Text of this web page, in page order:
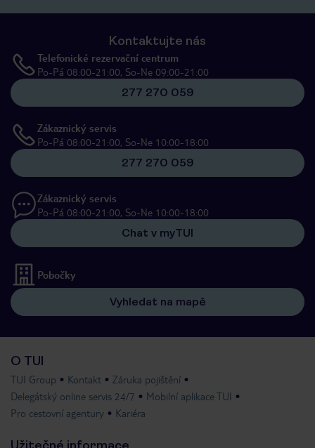
Kontaktujte nás
Telefonické rezervační centrum
Po-Pá 08:00-21:00, So-Ne 09:00-21:00
277 270 059
Zákaznický servis
Po-Pá 08:00-21:00, So-Ne 10:00-18:00
277 270 059
Zákaznický servis
Po-Pá 08:00-21:00, So-Ne 10:00-18:00
Chat v myTUI
Pobočky
Vyhledat na mapě
O TUI
TUI Group Kontakt
Záruka pojištění
Delegátský online servis 24/7
Mobilní aplikace TUI
Pro cestovní agentury
Kariéra
Užitečné informace